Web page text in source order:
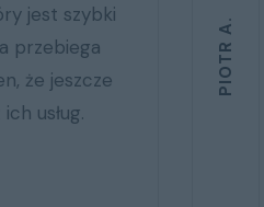
to kantoru
czy
ANDŻELIKA